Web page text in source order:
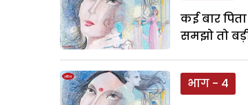
कई बार
समझो तो
भाग - 4